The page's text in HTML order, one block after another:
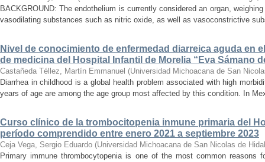
BACKGROUND: The endothelium is currently considered an organ,
vasodilating substances such as nitric oxide, as well as vasoconstrictive
Nivel de conocimiento de enfermedad diarreica aguda en
de medicina del Hospital Infantil de Morelia “Eva Sámano
Castañeda Téllez, Martín Emmanuel (Universidad Michoacana de San
Diarrhea in childhood is a global health problem associated with high
years of age are among the age group most affected by this condition. In
Curso clínico de la trombocitopenia inmune primaria del
período comprendido entre enero 2021 a septiembre 2023
Ceja Vega, Sergio Eduardo (Universidad Michoacana de San Nicolas de
Primary immune thrombocytopenia is one of the most common reasons